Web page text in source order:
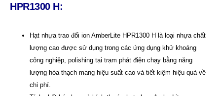
HPR1300 H:
Hạt nhựa trao đổi ion AmberLite HPR1300 H là loại nhựa chất
lượng cao được sử dụng trong các ứng dụng khử khoáng
công nghiệp, polishing tại trạm phát điện chạy bằng năng
lượng hóa thạch mang hiệu suất cao và tiết kiệm hiệu quả về
chi phí.